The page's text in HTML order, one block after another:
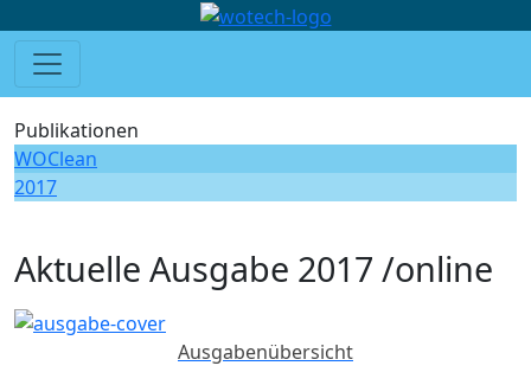
Publikationen
WOClean
2017
Aktuelle Ausgabe 2017 /online
Ausgabenübersicht